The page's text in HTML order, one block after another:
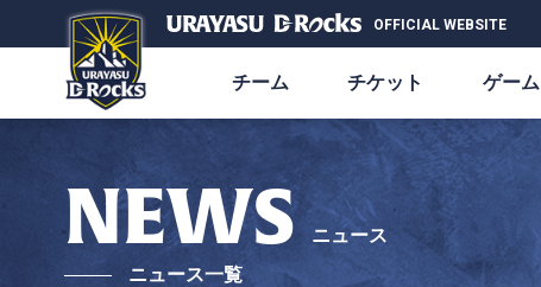
OFFICIAL WEBSITE
チーム チケット ゲーム
NEWS ニュース
ニュース一覧